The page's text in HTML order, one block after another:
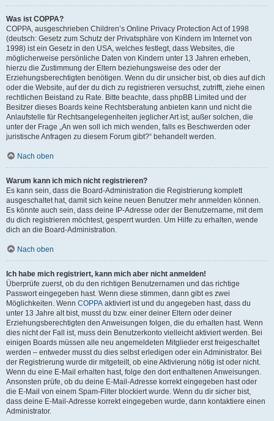
Was ist COPPA?
COPPA, ausgeschrieben Children’s Online Privacy Protection Act of 1998
(deutsch: Gesetz zum Schutz der Privatsphäre von Kindern im Internet von
1998) ist ein Gesetz in den USA, welches festlegt, dass Websites, die
möglicherweise persönliche Daten von Kindern unter 13 Jahren erheben,
hierzu die Zustimmung der Eltern beziehungsweise des oder der
Erziehungsberechtigten benötigen. Wenn du dir unsicher bist, ob dies auf dich
oder die Website, auf der du dich zu registrieren versuchst, zutrifft, ziehe einen
rechtlichen Beistand zu Rate. Bitte beachte, dass phpBB Limited und der
Besitzer dieses Boards keine Rechtsberatung anbieten kann und nicht die
Anlaufstelle für Rechtsangelegenheiten jeglicher Art ist; außer solchen, die
unter der Frage „An wen soll ich mich wenden, falls es Beschwerden oder
juristische Anfragen zu diesem Forum gibt?“ behandelt werden.
Nach oben
Warum kann ich mich nicht registrieren?
Es kann sein, dass die Board-Administration die Registrierung komplett
ausgeschaltet hat, damit sich keine neuen Benutzer mehr anmelden können.
Es könnte auch sein, dass deine IP-Adresse oder der Benutzername, mit dem
du dich registrieren möchtest, gesperrt wurden. Um Hilfe zu erhalten, wende
dich an die Board-Administration.
Nach oben
Ich habe mich registriert, kann mich aber nicht anmelden!
Überprüfe zuerst, ob du den richtigen Benutzernamen und das richtige
Passwort eingegeben hast. Wenn diese stimmen, dann gibt es zwei
Möglichkeiten. Wenn COPPA aktiviert ist und du angegeben hast, dass du
unter 13 Jahre alt bist, musst du bzw. einer deiner Eltern oder deiner
Erziehungsberechtigten den Anweisungen folgen, die du erhalten hast. Wenn
dies nicht der Fall ist, muss dein Benutzerkonto vielleicht aktiviert werden. Bei
einigen Boards müssen alle neu angemeldeten Mitglieder erst freigeschaltet
werden – entweder musst du dies selbst erledigen oder ein Administrator. Bei
der Registrierung wurde dir mitgeteilt, ob eine Aktivierung nötig ist oder nicht.
Wenn du eine E-Mail erhalten hast, folge den dort enthaltenen Anweisungen.
Ansonsten prüfe, ob du deine E-Mail-Adresse korrekt eingegeben hast oder
die E-Mail von einem Spam-Filter blockiert wurde. Wenn du dir sicher bist,
dass deine E-Mail-Adresse korrekt eingegeben wurde, dann kontaktiere einen
Administrator.